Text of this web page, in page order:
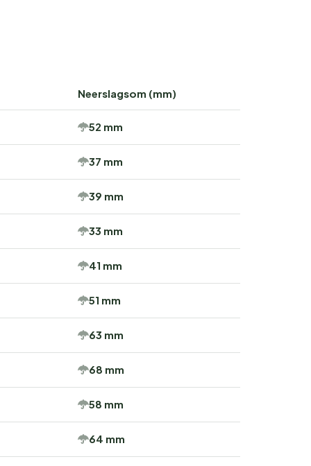
Neerslagsom (mm)
52 mm
37 mm
39 mm
33 mm
41 mm
51 mm
63 mm
68 mm
58 mm
64 mm